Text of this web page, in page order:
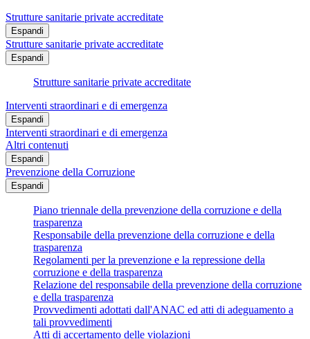
Strutture sanitarie private accreditate
Espandi
Strutture sanitarie private accreditate
Espandi
Strutture sanitarie private accreditate
Interventi straordinari e di emergenza
Espandi
Interventi straordinari e di emergenza
Altri contenuti
Espandi
Prevenzione della Corruzione
Espandi
Piano triennale della prevenzione della corruzione e della
trasparenza
Responsabile della prevenzione della corruzione e della
trasparenza
Regolamenti per la prevenzione e la repressione della
corruzione e della trasparenza
Relazione del responsabile della prevenzione della corruzione
e della trasparenza
Provvedimenti adottati dall'ANAC ed atti di adeguamento a
tali provvedimenti
Atti di accertamento delle violazioni